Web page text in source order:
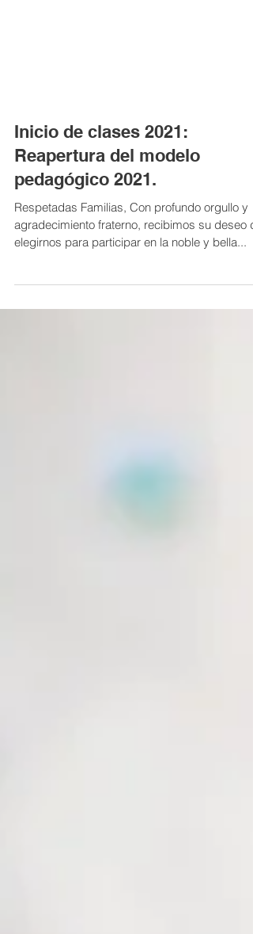
Inicio de clases 2021:
Reapertura del modelo
pedagógico 2021.
Respetadas Familias, Con profundo orgullo y
agradecimiento fraterno, recibimos su deseo